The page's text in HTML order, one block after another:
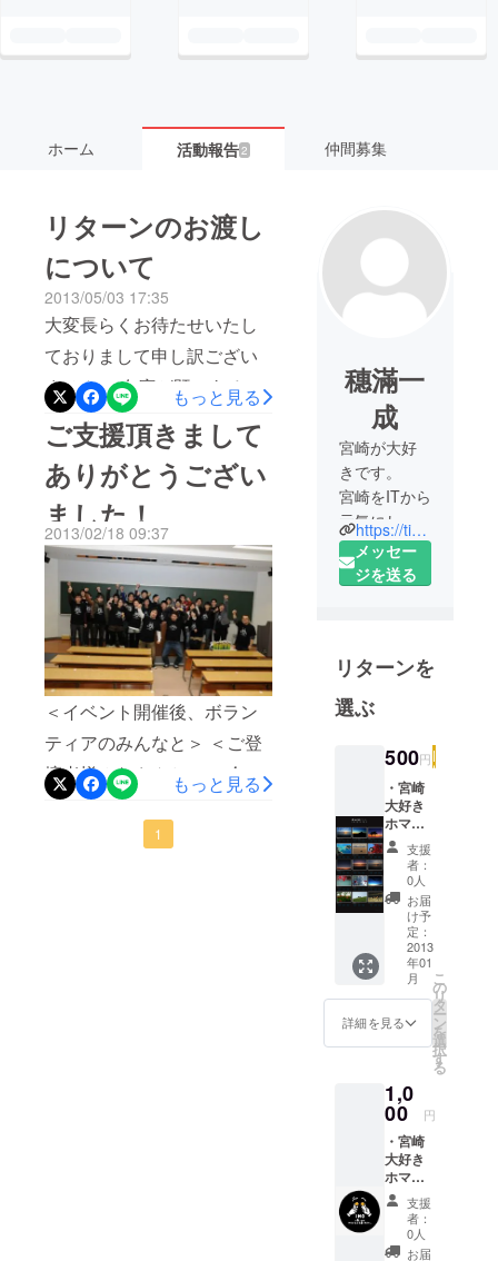
ホーム 活動報告 2 仲間募集
リターンのお渡し
について
2013/05/03 17:35
大変長らくお待たせいたし
ておりまして申し訳ござい
ません。 在庫が既にあるも
のに関しては先にお渡しし
ている方もいらっしゃいま
したが、長らくお待ちいた
だいていた方への配送を開
始いたしました（地元宮崎
でお手渡しできる方は別途
直接ご連絡させていただき
ます。） 宮崎以外にお住ま
いの方には、クロネコヤマ
トのメール便にてＴシャ
ツ、エコバッグ、ステッ
カーをお送りしており、関
東へは目安として3～4日か
かりますので、5月7日前後
には届く見込みです。 もし
もっと見る
ご支援頂きまして
ありがとうござい
ました！
2013/02/18 09:37
＜イベント開催後、ボラン
ティアのみんなと＞ ＜ご登
壇者様みなさんと＞ ＜会場
の様子＞ FAAVO宮崎の皆さ
ん、こんにちは。 私はIMO
もっと見る
1
穗滿一
成
宮崎が大好
きです。
宮崎をITから
元気にしよ
うと思って
います。
https://timedesign.jp/
メッセー
ジを送る
リターンを
選ぶ
500円
・宮崎
大好き
ホマン
のオス
スメ宮
崎絶景
スポッ
ト壁紙
支援
者：
0人
お届
け予
定：
2013
年01
月
詳細を見る
こ
の
リ
タ
ー
ン
を
選
択
す
る
1,0
00 円
・宮崎
大好き
ホマン
のオス
スメ宮
崎絶景
スポッ
支援
者：
0人
お届